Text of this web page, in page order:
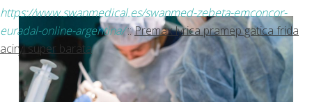
https://www.swanmedical.es/swanmed-zebeta-emconcor-
euradal-online-argentina/::Premax lyrica pramep gatica frida
aciryl super barata